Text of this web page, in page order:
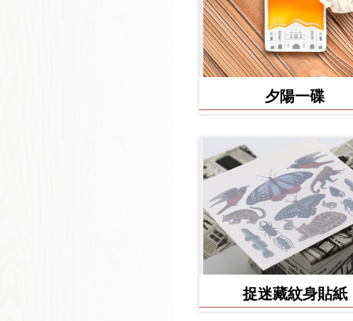
夕陽一碟
捉迷藏紋身貼紙